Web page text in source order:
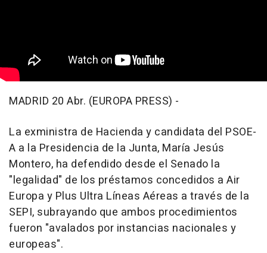
MADRID 20 Abr. (EUROPA PRESS) -
La exministra de Hacienda y candidata del PSOE-
A a la Presidencia de la Junta, María Jesús
Montero, ha defendido desde el Senado la
"legalidad" de los préstamos concedidos a Air
Europa y Plus Ultra Líneas Aéreas a través de la
SEPI, subrayando que ambos procedimientos
fueron "avalados por instancias nacionales y
europeas".